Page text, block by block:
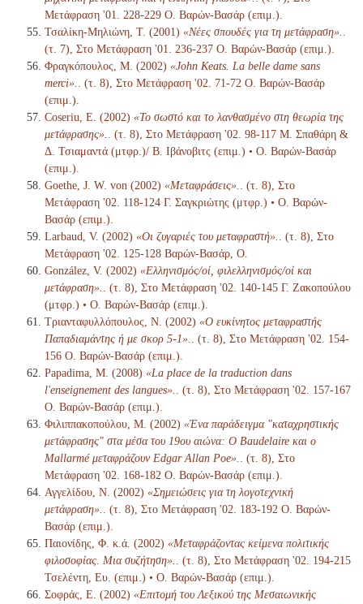
Μετάφραση '01. 228-229 Ο. Βαρών-Βασάρ (επιμ.).
Τσαλίκη-Μηλιώνη, Τ. (2001) «Νέες σπουδές για τη μετάφραση».
(τ. 7), Στο Μετάφραση '01. 236-237 Ο. Βαρών-Βασάρ (επιμ.).
Φραγκόπουλος, Μ. (2002) «John Keats. La belle dame sans
merci».
. (τ. 8), Στο Μετάφραση '02. 71-72 Ο. Βαρών-Βασάρ
(επιμ.).
Coseriu, E. (2002) «Το σωστό και το λανθασμένο στη θεωρία της
μετάφρασης».
. (τ. 8), Στο Μετάφραση '02. 98-117 Μ. Σπαθάρη &
Δ. Τσιαμαντά (μτφρ.)/ Β. Ιβάνοβιτς (επιμ.) • Ο. Βαρών-Βασάρ
(επιμ.).
Goethe, J. W. von (2002) «Μεταφράσεις».
. (τ. 8), Στο
Μετάφραση '02. 118-124 Γ. Σαγκριώτης (μτφρ.) • Ο. Βαρών-
Βασάρ (επιμ.).
Larbaud, V. (2002) «Οι ζυγαριές του μεταφραστή».
. (τ. 8), Στο
Μετάφραση '02. 125-128 Βαρών-Βασάρ, Ο.
González, V. (2002) «Ελληνισμός/οί, φιλελληνισμός/οί και
μετάφραση».
. (τ. 8), Στο Μετάφραση '02. 140-145 Γ. Ζακοπούλου
(μτφρ.) • Ο. Βαρών-Βασάρ (επιμ.).
Τριανταφυλλόπουλος, Ν. (2002) «Ο ευκίνητος μεταφραστής
Παπαδιαμάντης ή με σκορ 5-1».
. (τ. 8), Στο Μετάφραση '02. 154-
156 Ο. Βαρών-Βασάρ (επιμ.).
Papadima, M. (2008) «La place de la traduction dans
l'enseignement des langues».
. (τ. 8), Στο Μετάφραση '02. 157-167
Ο. Βαρών-Βασάρ (επιμ.).
Φιλιππακοπούλου, Μ. (2002) «Ένα παράδειγμα "καταχρηστικής
μετάφρασης" στα μέσα του 19ου αιώνα: Ο Baudelaire και ο
Mallarmé μεταφράζουν Edgar Allan Poe».
. (τ. 8), Στο
Μετάφραση '02. 168-182 Ο. Βαρών-Βασάρ (επιμ.).
Αγγελίδου, Ν. (2002) «Σημειώσεις για τη λογοτεχνική
μετάφραση».
. (τ. 8), Στο Μετάφραση '02. 183-192 Ο. Βαρών-
Βασάρ (επιμ.).
Παιονίδης, Φ. κ.ά. (2002) «Μεταφράζοντας κείμενα πολιτικής
φιλοσοφίας. Μια συζήτηση».
. (τ. 8), Στο Μετάφραση '02. 194-215
Τσελέντη, Ευ. (επιμ.) • Ο. Βαρών-Βασάρ (επιμ.).
Σοφράς, Ε. (2002) «Επιτομή του Λεξικού της Μεσαιωνικής